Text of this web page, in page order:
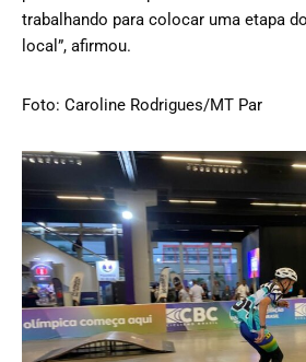
trabalhando para colocar uma etapa
local”, afirmou.
Foto: Caroline Rodrigues/MT Par